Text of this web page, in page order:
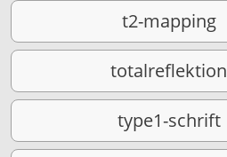
t2-mapping
totalreflektion
type1-schrift